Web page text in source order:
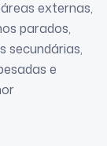
externas,
parados,
secundárias,
e